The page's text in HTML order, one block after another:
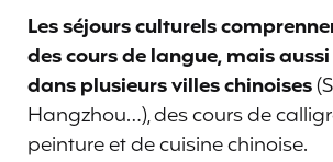
Les séjours culturels
des cours de langue, mais
dans plusieurs villes chinoises
Hangzhou…), des cours de
peinture et de cuisine chinoise.